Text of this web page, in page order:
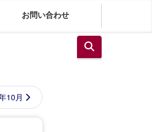
お問い合わせ
10月